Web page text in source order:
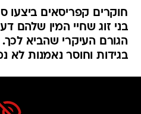
חוקרים קפריסאים ביצעו
בני זוג שחיי המין שלהם
הגורם העיקרי שהביא
בגידות וחוסר נאמנות לא